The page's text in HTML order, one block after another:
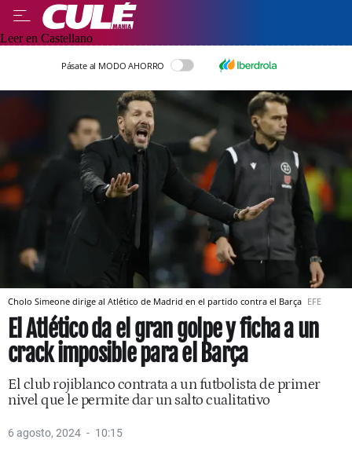
Leer en Castellano
Pásate al MODO AHORRO
Cholo Simeone dirige al Atlético de Madrid en el partido contra el Barça EFE
El Atlético da el gran golpe y ficha a un
crack imposible para el Barça
El club rojiblanco contrata a un futbolista de primer
nivel que le permite dar un salto cualitativo
6 agosto, 2024 10:15